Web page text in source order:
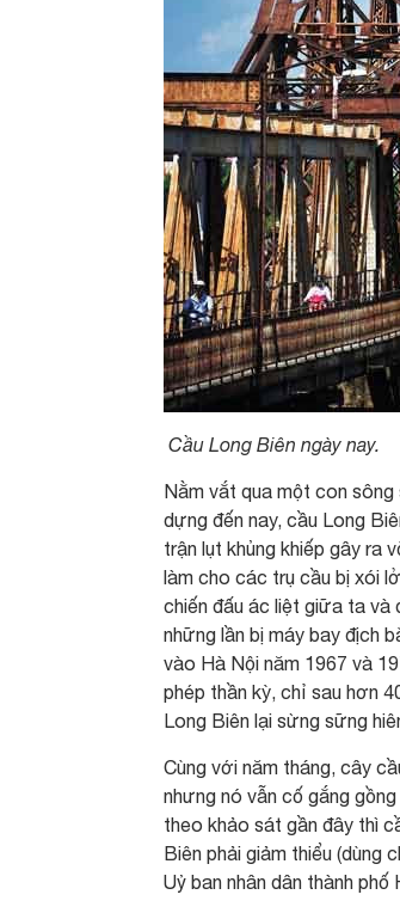
Cầu Long Biên ngày nay.
Nằm vắt qua một con
dựng đến nay, cầu Long
trận lụt khủng khiếp gây ra
làm cho các trụ cầu bị xói
chiến đấu ác liệt giữa ta và
những lần bị máy bay địch
vào Hà Nội năm 1967 và
phép thần kỳ, chỉ sau hơn
Long Biên lại sừng sững
Cùng với năm tháng, cây
nhưng nó vẫn cố gắng
theo khảo sát gần đây thì
Biên phải giảm thiểu (dùng
Uỷ ban nhân dân thành